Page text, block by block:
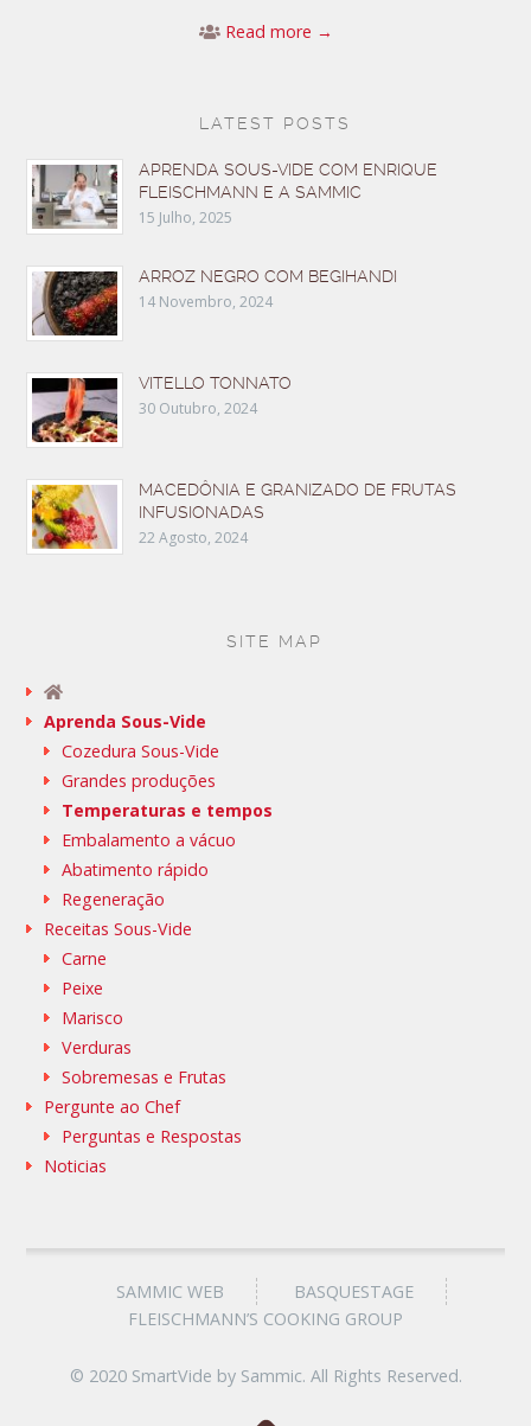
Read more →
LATEST POSTS
APRENDA SOUS-VIDE COM ENRIQUE
FLEISCHMANN E A SAMMIC
15 Julho, 2025
ARROZ NEGRO COM BEGIHANDI
14 Novembro, 2024
VITELLO TONNATO
30 Outubro, 2024
MACEDÔNIA E GRANIZADO DE FRUTAS
INFUSIONADAS
22 Agosto, 2024
SITE MAP
Aprenda Sous-Vide
Cozedura Sous-Vide
Grandes produções
Temperaturas e tempos
Embalamento a vácuo
Abatimento rápido
Regeneração
Receitas Sous-Vide
Carne
Peixe
Marisco
Verduras
Sobremesas e Frutas
Pergunte ao Chef
Perguntas e Respostas
Noticias
SAMMIC WEB
BASQUESTAGE
FLEISCHMANN’S COOKING GROUP
© 2020 SmartVide by Sammic. All Rights Reserved.